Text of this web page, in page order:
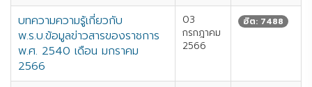
บทความความรู้เกี่ยวกับ
พ.ร.บ.ข้อมูลข่าวสารของราชการ
พ.ศ. 2540 เดือน มกราคม
2566
03
กรกฎาคม
2566
ฮิต: 7488